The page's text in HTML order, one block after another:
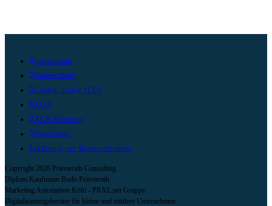
Impressum
Datenschutz
Cookie policy (EU)
AGB
AGB Beratung
Disclaimer
Erklärung zur Barrierefreiheit
Copyright 2026 Priesterath Consulting
Diplom-Kaufmann Bodo Priesterath
Marketing Automation Köln - PRXL.net Gruppe
Digitalisierungsberater für kleine und mittlere Unternehmen